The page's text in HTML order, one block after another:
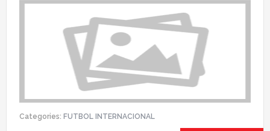
Categories: FUTBOL INTERNACIONAL